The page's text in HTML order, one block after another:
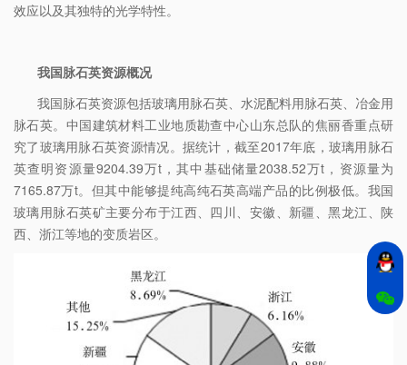
效应以及其独特的光学特性。
我国脉石英资源概况
我国脉石英资源包括玻璃用脉石英、水泥配料用脉石英、冶金用
脉石英。中国建筑材料工业地质勘查中心山东总队的焦丽香重点研
究了玻璃用脉石英资源情况。据统计，截至2017年底，玻璃用脉石
英查明资源量9204.39万t，其中基础储量2038.52万t，资源量为
7165.87万t。但其中能够提纯高纯石英高端产品的比例极低。我国
玻璃用脉石英矿主要分布于江西、四川、安徽、新疆、黑龙江、陕
西、浙江等地的变质岩区。